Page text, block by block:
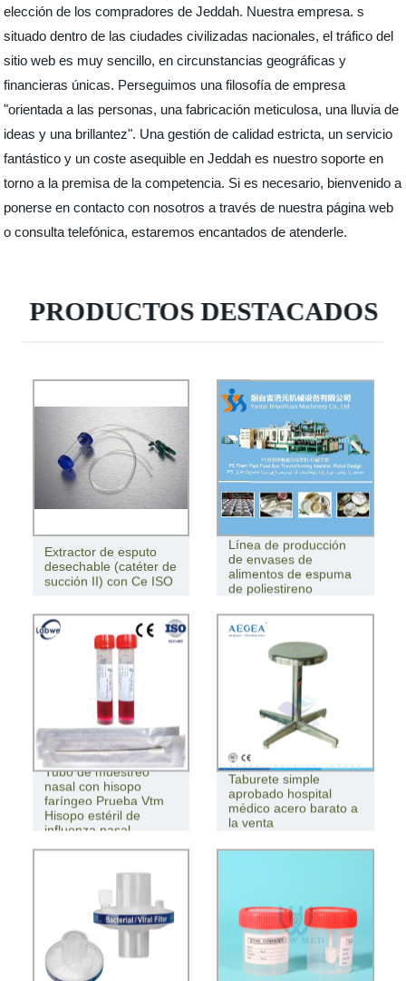
elección de los compradores de Jeddah. Nuestra empresa. s
situado dentro de las ciudades civilizadas nacionales, el tráfico del
sitio web es muy sencillo, en circunstancias geográficas y
financieras únicas. Perseguimos una filosofía de empresa
"orientada a las personas, una fabricación meticulosa, una lluvia de
ideas y una brillantez". Una gestión de calidad estricta, un servicio
fantástico y un coste asequible en Jeddah es nuestro soporte en
torno a la premisa de la competencia. Si es necesario, bienvenido a
ponerse en contacto con nosotros a través de nuestra página web
o consulta telefónica, estaremos encantados de atenderle.
PRODUCTOS DESTACADOS
Extractor de esputo
desechable (catéter de
succión II) con Ce ISO
Línea de producción
de envases de
alimentos de espuma
de poliestireno
Tubo de muestreo
nasal con hisopo
faríngeo Prueba Vtm
Hisopo estéril de
influenza nasal
Taburete simple
aprobado hospital
médico acero barato a
la venta